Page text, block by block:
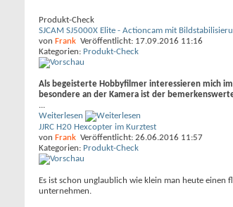
Produkt-Check
SJCAM SJ5000X Elite - Actioncam mit
von Frank Veröffentlicht: 17.09.2016 11:16
Kategorien: Produkt-Check
Als begeisterte Hobbyfilmer interessieren mich
besondere an der Kamera ist der
...
Weiterlesen
JJRC H20 Hexcopter im Kurztest
von Frank Veröffentlicht: 26.06.2016 11:57
Kategorien: Produkt-Check
Es ist schon unglaublich wie klein man heute
unternehmen.